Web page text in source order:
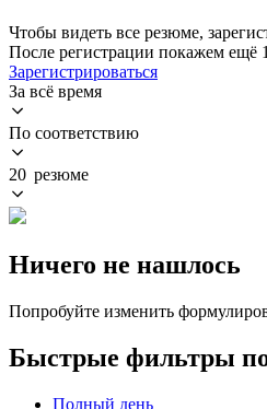
Чтобы видеть все резюме,
После регистрации покажем ещё
Зарегистрироваться
За всё время
По соответствию
20 резюме
Ничего не нашлось
Попробуйте изменить
Быстрые фильтры
Полный день